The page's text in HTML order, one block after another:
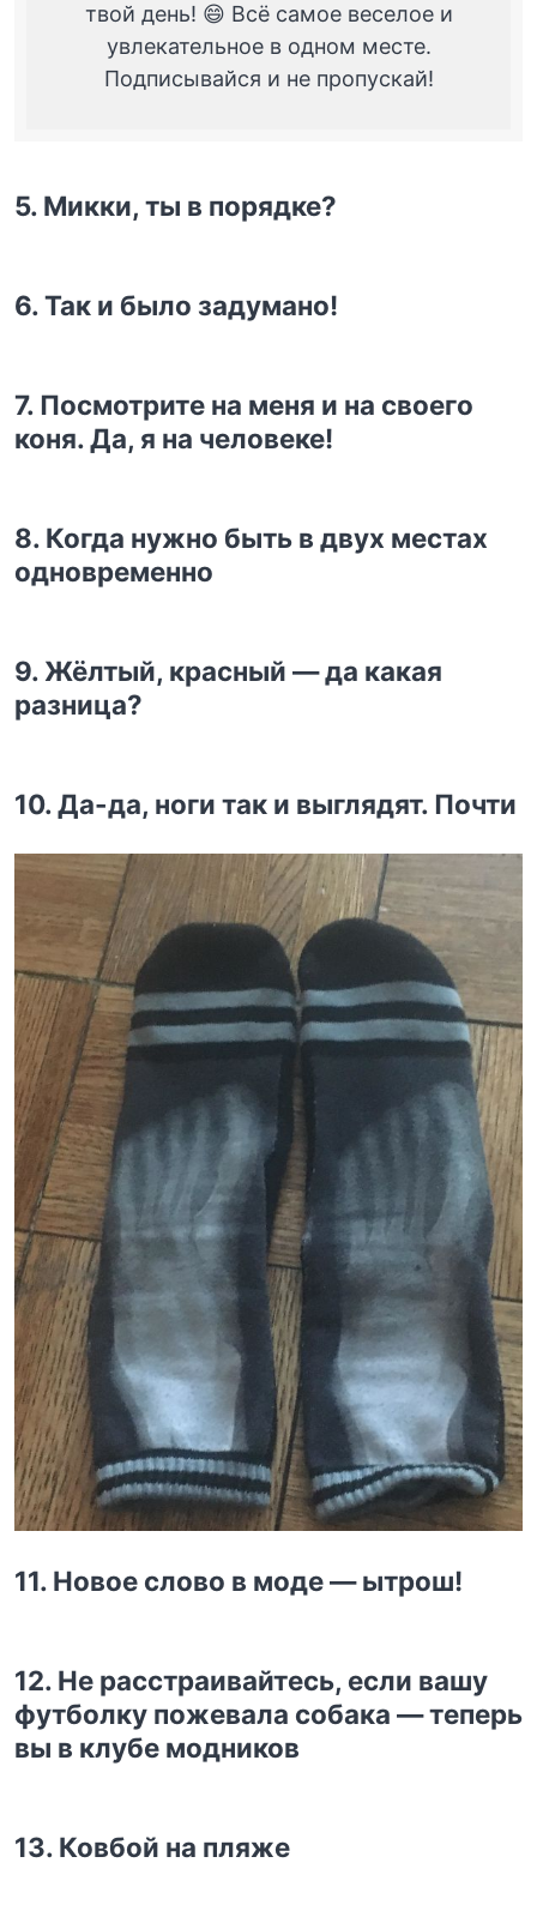
твой день! 😄 Всё самое веселое и
увлекательное в одном месте.
Подписывайся и не пропускай!
5. Микки, ты в порядке?
6. Так и было задумано!
7. Посмотрите на меня и на своего
коня. Да, я на человеке!
8. Когда нужно быть в двух местах
одновременно
9. Жёлтый, красный — да какая
разница?
10. Да-да, ноги так и выглядят. Почти
11. Новое слово в моде — ытрош!
12. Не расстраивайтесь, если вашу
футболку пожевала собака — теперь
вы в клубе модников
13. Ковбой на пляже